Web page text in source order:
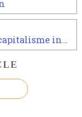
Frédéric Lordon - les âges du capitalisme industriel